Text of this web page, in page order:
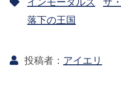
落下の王国
アイエリ